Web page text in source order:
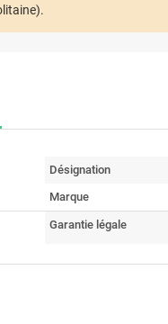
Désignation
Marque
Garantie légale